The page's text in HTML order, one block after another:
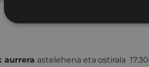
aurrera astelehena eta ostirala